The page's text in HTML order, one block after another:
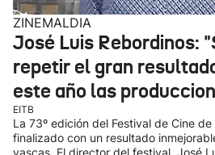
ZINEMALDIA
José Luis Rebordinos:
repetir el gran
este año las
EITB
La 73º edición del Festival de Cine
finalizado con un resultado
vascas. El director del festival, José